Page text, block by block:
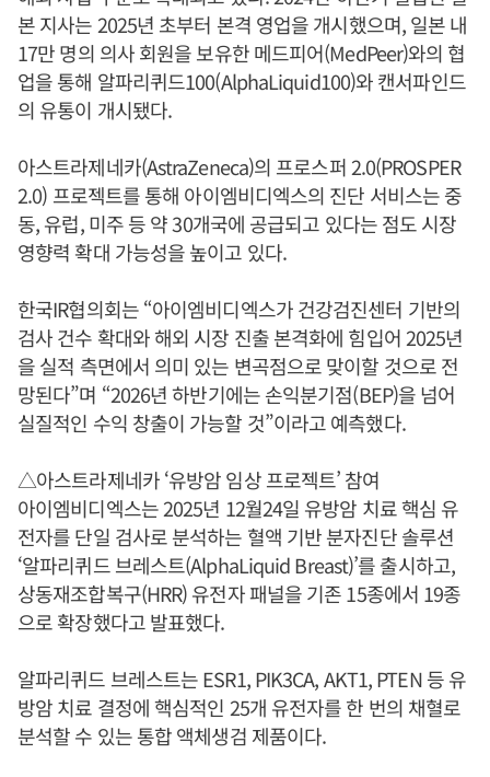
본 지사는 2025년 초부터 본격 영업을 개시했으며, 일본 내
17만 명의 의사 회원을 보유한 메드피어(MedPeer)와의 협
업을 통해 알파리퀴드100(AlphaLiquid100)와 캔서파인드
의 유통이 개시됐다.
아스트라제네카(AstraZeneca)의 프로스퍼 2.0(PROSPER
2.0) 프로젝트를 통해 아이엠비디엑스의 진단 서비스는 중
동, 유럽, 미주 등 약 30개국에 공급되고 있다는 점도 시장
영향력 확대 가능성을 높이고 있다.
한국IR협의회는 “아이엠비디엑스가 건강검진센터 기반의
검사 건수 확대와 해외 시장 진출 본격화에 힘입어 2025년
을 실적 측면에서 의미 있는 변곡점으로 맞이할 것으로 전
망된다”며 “2026년 하반기에는 손익분기점(BEP)을 넘어
실질적인 수익 창출이 가능할 것”이라고 예측했다.
△아스트라제네카 ‘유방암 임상 프로젝트’ 참여
아이엠비디엑스는 2025년 12월24일 유방암 치료 핵심 유
전자를 단일 검사로 분석하는 혈액 기반 분자진단 솔루션
‘알파리퀴드 브레스트(AlphaLiquid Breast)’를 출시하고,
상동재조합복구(HRR) 유전자 패널을 기존 15종에서 19종
으로 확장했다고 발표했다.
알파리퀴드 브레스트는 ESR1, PIK3CA, AKT1, PTEN 등 유
방암 치료 결정에 핵심적인 25개 유전자를 한 번의 채혈로
분석할 수 있는 통합 액체생검 제품이다.